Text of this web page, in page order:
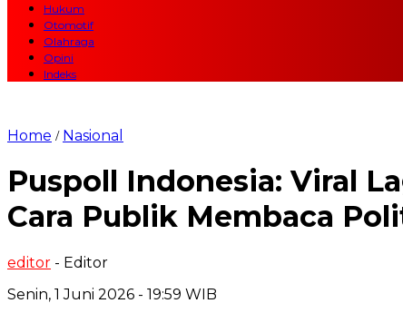
Hukum
Otomotif
Olahraga
Opini
Indeks
Home / Nasional
Puspoll Indonesia: Viral
Cara Publik Membaca
editor - Editor
Senin, 1 Juni 2026 - 19:59 WIB